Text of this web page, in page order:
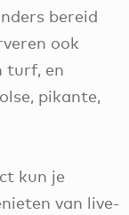
bereid
ook
turf, en
pikante,
kun je
van live-